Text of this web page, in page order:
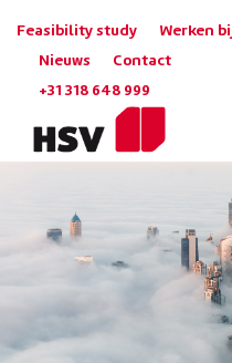
Feasibility study Werken
Nieuws Contact
+31 318 648 999